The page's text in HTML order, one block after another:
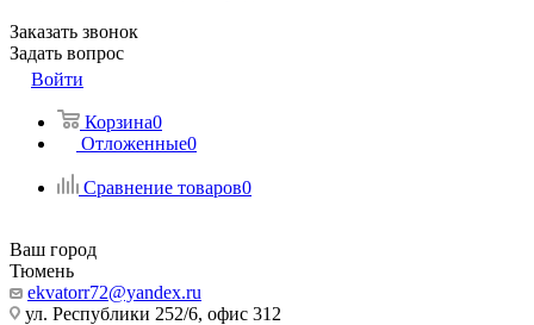
Заказать звонок
Задать вопрос
Войти
Корзина0
Отложенные0
Сравнение товаров0
Ваш город
Тюмень
ekvatorr72@yandex.ru
ул. Республики 252/6, офис 312